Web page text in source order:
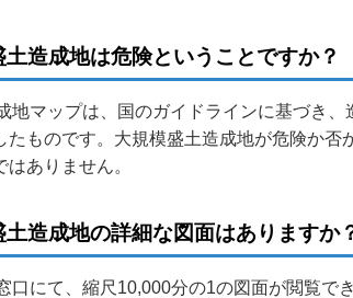
造成地は危険ということですか？
地マップは、国のガイドラインに基づき
たものです。大規模盛土造成地が危険か
ありません。
造成地の詳細な図面はありますか
口にて、縮尺10,000分の1の図面が閲覧でき